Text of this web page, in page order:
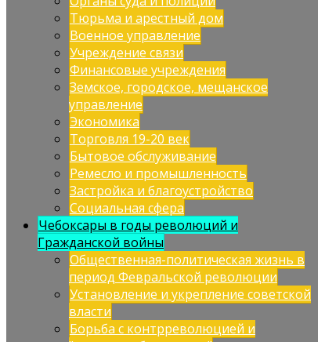
Тюрьма и арестный дом
Военное управление
Учреждение связи
Финансовые учреждения
Земское, городское, мещанское
управление
Экономика
Торговля 19-20 век
Бытовое обслуживание
Ремесло и промышленность
Застройка и благоустройство
Социальная сфера
Чебоксары в годы революций и
Гражданской войны
Общественная-политическая жизнь в
период Февральской революции
Установление и укрепление советской
власти
Борьба с контрреволюцией и